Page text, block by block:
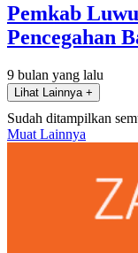
Pemkab
Pencegahan
9 bulan yang lalu
Lihat Lainnya +
Sudah ditampilkan
Muat Lainnya